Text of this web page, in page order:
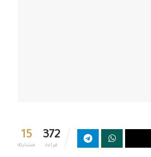
15
مشاركة
372
قراءة